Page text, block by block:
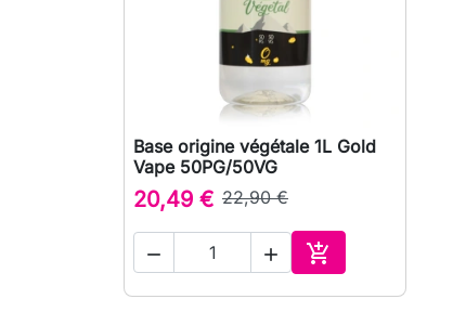
 Aperçu rapide
Base origine végétale 1L Gold
Vape 50PG/50VG
20,49 € 22,90 €
  
Ajouter au panier